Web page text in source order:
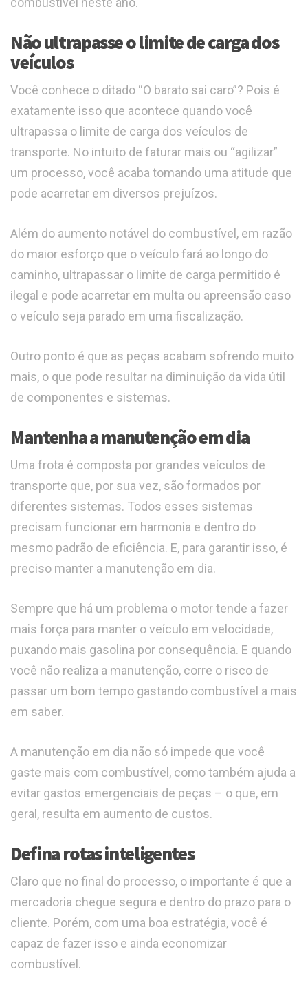
Não ultrapasse o limite de carga dos
veículos
Você conhece o ditado “O barato sai caro”? Pois é
exatamente isso que acontece quando você
ultrapassa o limite de carga dos veículos de
transporte. No intuito de faturar mais ou “agilizar”
um processo, você acaba tomando uma atitude que
pode acarretar em diversos prejuízos.
Além do aumento notável do combustível, em razão
do maior esforço que o veículo fará ao longo do
caminho, ultrapassar o limite de carga permitido é
ilegal e pode acarretar em multa ou apreensão caso
o veículo seja parado em uma fiscalização.
Outro ponto é que as peças acabam sofrendo muito
mais, o que pode resultar na diminuição da vida útil
de componentes e sistemas.
Mantenha a manutenção em dia
Uma frota é composta por grandes veículos de
transporte que, por sua vez, são formados por
diferentes sistemas. Todos esses sistemas
precisam funcionar em harmonia e dentro do
mesmo padrão de eficiência. E, para garantir isso, é
preciso manter a manutenção em dia.
Sempre que há um problema o motor tende a fazer
mais força para manter o veículo em velocidade,
puxando mais gasolina por consequência. E quando
você não realiza a manutenção, corre o risco de
passar um bom tempo gastando combustível a mais
em saber.
A manutenção em dia não só impede que você
gaste mais com combustível, como também ajuda a
evitar gastos emergenciais de peças – o que, em
geral, resulta em aumento de custos.
Defina rotas inteligentes
Claro que no final do processo, o importante é que a
mercadoria chegue segura e dentro do prazo para o
cliente. Porém, com uma boa estratégia, você é
capaz de fazer isso e ainda economizar
combustível.